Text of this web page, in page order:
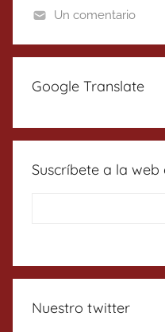
Un comentario
Google Translate
Suscríbete a la
Nuestro twitter